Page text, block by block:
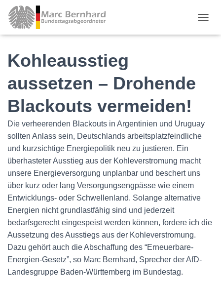
Kohleausstieg
aussetzen – Drohende
Blackouts vermeiden!
Die verheerenden Blackouts in Argentinien und Uruguay
sollten Anlass sein, Deutschlands arbeitsplatzfeindliche
und kurzsichtige Energiepolitik neu zu justieren. Ein
überhasteter Ausstieg aus der Kohleverstromung macht
unsere Energieversorgung unplanbar und beschert uns
über kurz oder lang Versorgungsengpässe wie einem
Entwicklungs- oder Schwellenland. Solange alternative
Energien nicht grundlastfähig sind und jederzeit
bedarfsgerecht eingespeist werden können, fordere ich die
Aussetzung des Ausstiegs aus der Kohleverstromung.
Dazu gehört auch die Abschaffung des “Erneuerbare-
Energien-Gesetz”, so Marc Bernhard, Sprecher der AfD-
Landesgruppe Baden-Württemberg im Bundestag.